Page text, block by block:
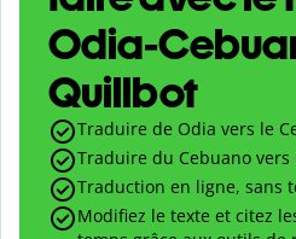
Odia-
Quillbot
Traduire de Odia vers le
Traduire du Cebuano vers
Traduction en ligne, sans
Modifiez le texte et citez